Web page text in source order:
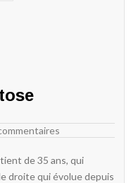
de 35 ans, qui
droite qui évolue depuis